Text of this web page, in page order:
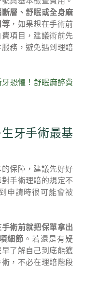
層、舒眠或全身麻
等 ，如果想在手術前
項目，建議術前先
務，避免遇到理賠
恐懼！舒眠麻醉費
牙手術最基
保障，建議先好好
手術理賠的規定不
申請時很可能會被
手術前就把保單拿出
細節 。若還是有疑
了解自己到底能獲
，不必在理賠階段